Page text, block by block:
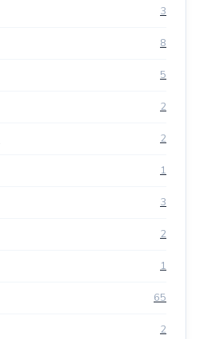
3
8
5
2
2
1
3
2
1
65
2